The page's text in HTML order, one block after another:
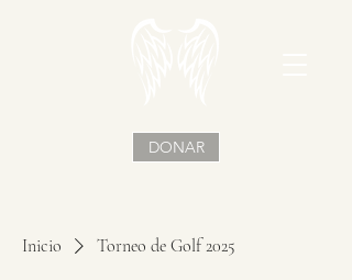
DONAR
Inicio Torneo de Golf 2025